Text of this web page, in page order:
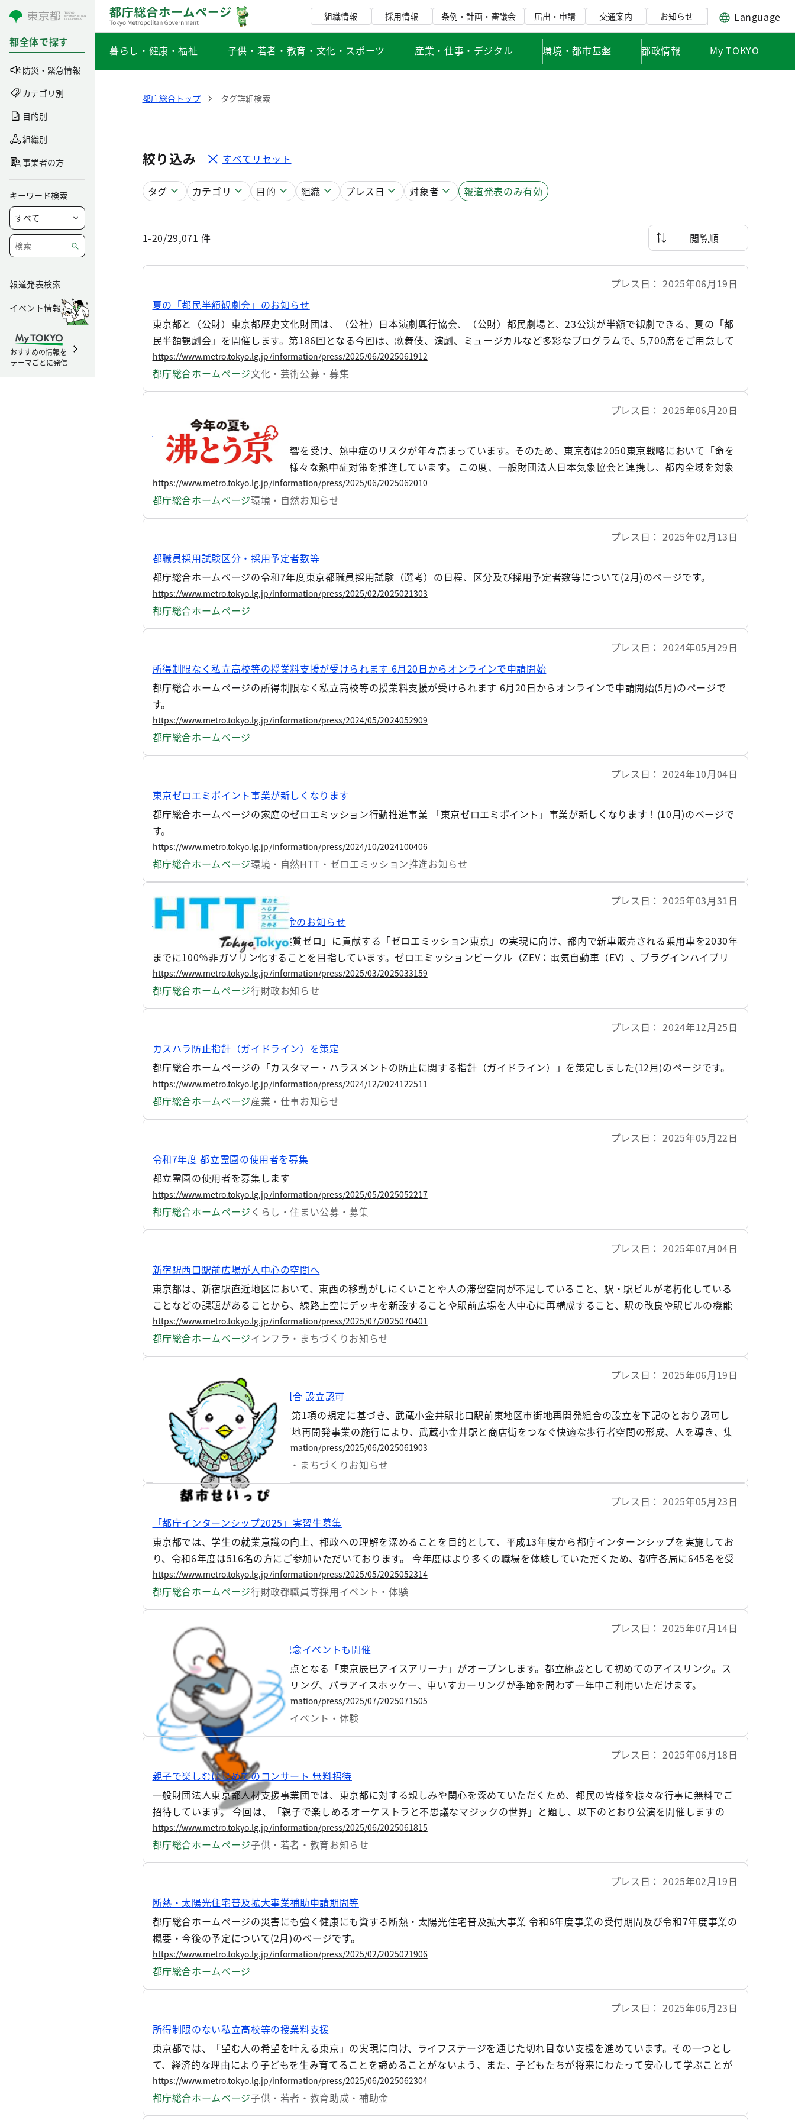
コンテンツにスキップ
都全体で探す
防災・緊急情報
カテゴリ別
目的別
組織別
事業者の方
キーワード検索
報道発表検索
イベント情報
おすすめの情報を
テーマごとに発信
組織情報 採用情報 条例・計画・審議会 届出・申請 交通案内 お知らせ Language
暮らし・健康・福祉 子供・若者・教育・文化・スポーツ 産業・仕事・デジタル 環境・都市基盤 都政情報 My TOKYO
都庁総合トップ タグ詳細検索
絞り込み すべてリセット
タグ カテゴリ 目的 組織 プレス日 対象者 報道発表のみ有効
1-20/29,071 件 閲覧順
プレス日
2025年06月19日
夏の「都民半額観劇会」のお知らせ
東京都と（公財）東京都歴史文化財団は、（公社）日本演劇興行協会、（公財）都民劇場と、23公演が半額で観劇できる、夏の「都
民半額観劇会」を開催します。第186回となる今回は、歌舞伎、演劇、ミュージカルなど多彩なプログラムで、5,700席をご用意して
おります。
https://www.metro.tokyo.lg.jp/information/press/2025/06/2025061912
都庁総合ホームページ文化・芸術公募・募集
プレス日
2025年06月20日
「東京暑さマップ」を公開
近年の気候変動による猛暑の影響を受け、熱中症のリスクが年々高まっています。そのため、東京都は2050東京戦略において「命を
守る熱中症対策」目標に掲げ、様々な熱中症対策を推進しています。 この度、一般財団法人日本気象協会と連携し、都内全域を対象
に、暑さ指数※を1キロメートルメッシュできめ細かに表示するマップを構築しました。 このシステムにより、1時間ごとの暑さ指数
や1週間先までの暑さ指数の最高値を、地図上で確認できるようになります。
https://www.metro.tokyo.lg.jp/information/press/2025/06/2025062010
都庁総合ホームページ環境・自然お知らせ
プレス日
2025年02月13日
都職員採用試験区分・採用予定者数等
都庁総合ホームページの令和7年度東京都職員採用試験（選考）の日程、区分及び採用予定者数等について(2月)のページです。
https://www.metro.tokyo.lg.jp/information/press/2025/02/2025021303
都庁総合ホームページ
プレス日
2024年05月29日
所得制限なく私立高校等の授業料支援が受けられます 6月20日からオンラインで申請開始
都庁総合ホームページの所得制限なく私立高校等の授業料支援が受けられます 6月20日からオンラインで申請開始(5月)のページで
す。
https://www.metro.tokyo.lg.jp/information/press/2024/05/2024052909
都庁総合ホームページ
プレス日
2024年10月04日
東京ゼロエミポイント事業が新しくなります
都庁総合ホームページの家庭のゼロエミッション行動推進事業 「東京ゼロエミポイント」事業が新しくなります！(10月)のページで
す。
https://www.metro.tokyo.lg.jp/information/press/2024/10/2024100406
都庁総合ホームページ環境・自然HTT・ゼロエミッション推進お知らせ
プレス日
2025年03月31日
令和7年度 ZEVの車両購入補助金のお知らせ
東京都は、「2050年CO2排出実質ゼロ」に貢献する「ゼロエミッション東京」の実現に向け、都内で新車販売される乗用車を2030年
までに100％非ガソリン化することを目指しています。ゼロエミッションビークル（ZEV：電気自動車（EV）、プラグインハイブリ
ッド自動車（PHEV）、燃料電池自動車（FCV））の普及促進に向けて、車両購入費補助を実施します。
https://www.metro.tokyo.lg.jp/information/press/2025/03/2025033159
都庁総合ホームページ行財政お知らせ
プレス日
2024年12月25日
カスハラ防止指針（ガイドライン）を策定
都庁総合ホームページの「カスタマー・ハラスメントの防止に関する指針（ガイドライン）」を策定しました(12月)のページです。
https://www.metro.tokyo.lg.jp/information/press/2024/12/2024122511
都庁総合ホームページ産業・仕事お知らせ
プレス日
2025年05月22日
令和7年度 都立霊園の使用者を募集
都立霊園の使用者を募集します
https://www.metro.tokyo.lg.jp/information/press/2025/05/2025052217
都庁総合ホームページ くらし・住まい公募・募集
プレス日
2025年07月04日
新宿駅西口駅前広場が人中心の空間へ
東京都は、新宿駅直近地区において、東西の移動がしにくいことや人の滞留空間が不足していること、駅・駅ビルが老朽化している
ことなどの課題があることから、線路上空にデッキを新設することや駅前広場を人中心に再構成すること、駅の改良や駅ビルの機能
更新を進めることなどとしています。 今回、歩行者中心の新宿駅に向けたファーストステップとして、本年9月末以降に、新宿駅西
口駅前広場の車両動線や歩行者の動線が大きく変更となりますので、お知らせいたします。
https://www.metro.tokyo.lg.jp/information/press/2025/07/2025070401
都庁総合ホームページインフラ・まちづくりお知らせ
プレス日
2025年06月19日
武蔵小金井駅前 市街地再開発組合 設立認可
東京都は、都市再開発法第11条第1項の規定に基づき、武蔵小金井駅北口駅前東地区市街地再開発組合の設立を下記のとおり認可し
ますのでお知らせします。 市街地再開発事業の施行により、武蔵小金井駅と商店街をつなぐ快適な歩行者空間の形成、人を導き、集
う・憩いの場の創出、安全・安心なまちづくりを図ります。
https://www.metro.tokyo.lg.jp/information/press/2025/06/2025061903
都庁総合ホームページインフラ・まちづくりお知らせ
プレス日
2025年05月23日
「都庁インターンシップ2025」実習生募集
東京都では、学生の就業意識の向上、都政への理解を深めることを目的として、平成13年度から都庁インターンシップを実施してお
り、令和6年度は516名の方にご参加いただいております。 今年度はより多くの職場を体験していただくため、都庁各局に645名を受
け入れる203の実習部署を設けました。 各部署では、学生の皆さんに向けて、多様なキャリアプログラムを用意しています。
https://www.metro.tokyo.lg.jp/information/press/2025/05/2025052314
都庁総合ホームページ行財政都職員等採用イベント・体験
プレス日
2025年07月14日
東京辰巳アイスアリーナ開業 記念イベントも開催
都内に氷上スポーツの新たな拠点となる「東京辰巳アイスアリーナ」がオープンします。都立施設として初めてのアイスリンク。ス
ケートやアイスホッケー、カーリング、パラアイスホッケー、車いすカーリングが季節を問わず一年中ご利用いただけます。
https://www.metro.tokyo.lg.jp/information/press/2025/07/2025071505
都庁総合ホームページ スポーツ イベント・体験
プレス日
2025年06月18日
親子で楽しむはじめてのコンサート 無料招待
一般財団法人東京都人材支援事業団では、東京都に対する親しみや関心を深めていただくため、都民の皆様を様々な行事に無料でご
招待しています。 今回は、「親子で楽しめるオーケストラと不思議なマジックの世界」と題し、以下のとおり公演を開催しますの
で、お知らせします。
https://www.metro.tokyo.lg.jp/information/press/2025/06/2025061815
都庁総合ホームページ子供・若者・教育お知らせ
プレス日
2025年02月19日
断熱・太陽光住宅普及拡大事業補助申請期間等
都庁総合ホームページの災害にも強く健康にも資する断熱・太陽光住宅普及拡大事業 令和6年度事業の受付期間及び令和7年度事業の
概要・今後の予定について(2月)のページです。
https://www.metro.tokyo.lg.jp/information/press/2025/02/2025021906
都庁総合ホームページ
プレス日
2025年06月23日
所得制限のない私立高校等の授業料支援
東京都では、「望む人の希望を叶える東京」の実現に向け、ライフステージを通じた切れ目ない支援を進めています。その一つとし
て、経済的な理由により子どもを生み育てることを諦めることがないよう、また、子どもたちが将来にわたって安心して学ぶことが
できるよう、教育費の負担軽減策を実施しています。
https://www.metro.tokyo.lg.jp/information/press/2025/06/2025062304
都庁総合ホームページ子供・若者・教育助成・補助金